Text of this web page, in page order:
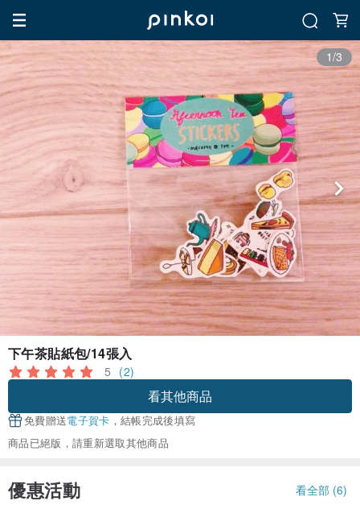
1/3
下午茶貼紙包/14張入
5 (2)
看其他商品
免費贈送電子賀卡 ，結帳完成後填寫
商品已絕版，請重新選取其他商品
優惠活動 看全部 (6)